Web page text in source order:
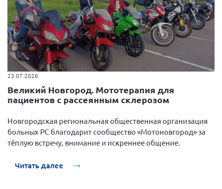
Липецкая область
Ленинградская область
г. Москва
Московская область
Мурманская область
Нижегородская область
Новгородская область
Новосибирская область
Омская область
Пензенская область
23.07.2026
Великий Новгород. Мототерапия для
пациентов с рассеянным склерозом
Новгородская региональная общественная организация
больных РС благодарит сообщество «Мотоновгород» за
тёплую встречу, внимание и искреннее общение.
Читать далее